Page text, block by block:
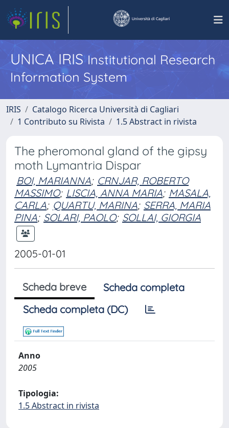
UNICA IRISInstitutional Research
Information System
IRIS
Catalogo Ricerca Università di Cagliari
1 Contributo su Rivista
1.5 Abstract in rivista
The pheromonal gland of the gipsy
moth Lymantria Dispar
BOI, MARIANNA; CRNJAR, ROBERTO
MASSIMO; LISCIA, ANNA MARIA; MASALA,
CARLA; QUARTU, MARINA; SERRA, MARIA
PINA; SOLARI, PAOLO; SOLLAI, GIORGIA
2005-01-01
Scheda breve
Scheda completa
Scheda completa (DC)
Anno
2005
Tipologia:
1.5 Abstract in rivista